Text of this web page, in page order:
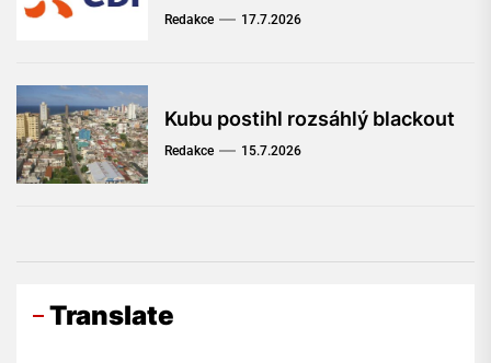
Redakce 17.7.2026
Kubu postihl rozsáhlý blackout
Redakce 15.7.2026
Translate